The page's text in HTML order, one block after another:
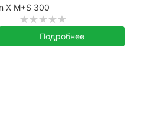
X M+S 300
Подробнее